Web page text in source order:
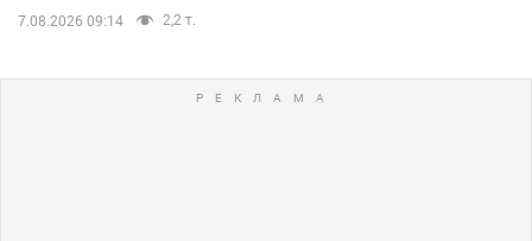
7.08.2026 09:14 2,2 т.